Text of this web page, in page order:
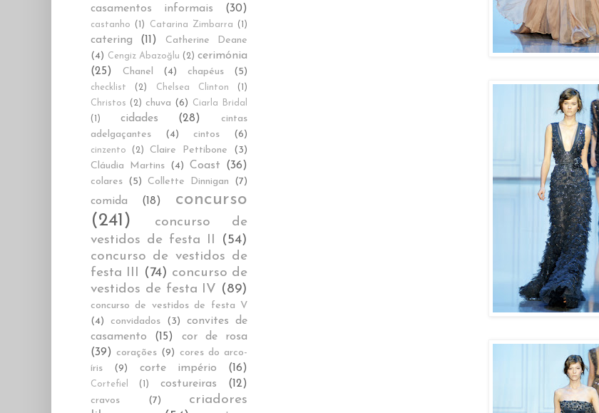
casamentos informais (30)
castanho (1) Catarina Zimbarra (1)
catering (11)
Catherine Deane
(4) Cengiz Abazoğlu (2) cerimónia
(25)
Chanel (4) chapéus (5)
checklist (2) Chelsea Clinton
(1)
Christos (2) chuva (6)
Ciarla Bridal
(1)
cidades (28)
cintas
adelgaçantes
(4) cintos (6)
cinzento (2) Claire Pettibone
(3)
Cláudia Martins (4) Coast (36)
colares (5) Collette Dinnigan (7)
comida (18)
concurso
(241)
concurso de
vestidos de festa II
(54)
concurso de vestidos de
festa III
(74) concurso de
vestidos de festa IV (89)
concurso de vestidos de festa V
(4)
convidados (3)
convites de
casamento
(15)
cor de rosa
(39) corações (9) cores do arco-
íris
(9) corte império (16)
Cortefiel (1) costureiras (12)
cravos (7)
criadores